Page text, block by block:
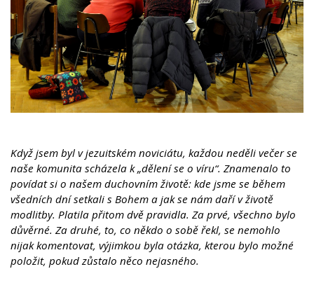
Když jsem byl v jezuitském noviciátu, každou neděli večer se
naše komunita scházela k „dělení se o víru“. Znamenalo to
povídat si o našem duchovním životě: kde jsme se během
všedních dní setkali s Bohem a jak se nám daří v životě
modlitby. Platila přitom dvě pravidla. Za prvé, všechno bylo
důvěrné. Za druhé, to, co někdo o sobě řekl, se nemohlo
nijak komentovat, výjimkou byla otázka, kterou bylo možné
položit, pokud zůstalo něco nejasného.